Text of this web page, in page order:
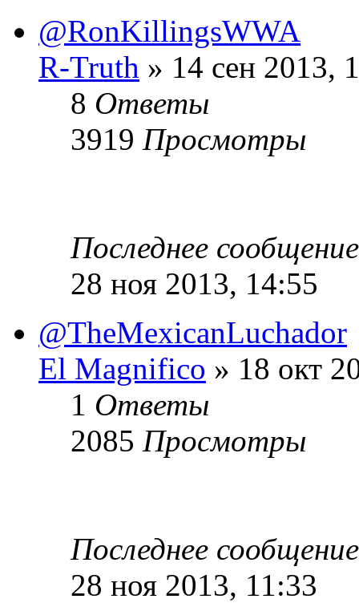
@RonKillingsWWA
R-Truth » 14 сен 2013,
8 Ответы
3919 Просмотры
Последнее
28 ноя 2013, 14:55
@TheMexicanLuchador
El Magnifico » 18 окт
1 Ответы
2085 Просмотры
Последнее
28 ноя 2013, 11:33